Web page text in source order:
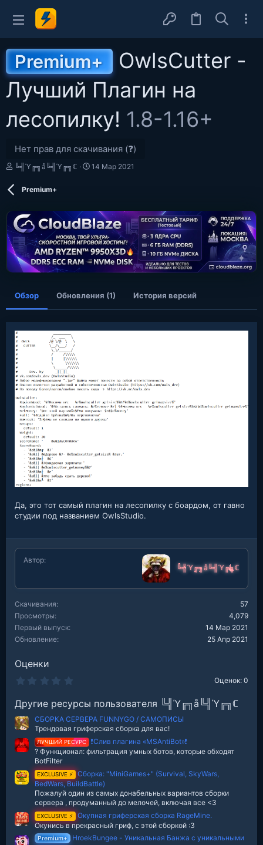
Premium+
OwlsCutter -
Лучший Плагин на
лесопилку! 1.8-1.16+
Нет прав для скачивания (❓)
А
╚╣Ύ╔╗å╚╣Ύ╔╗ℂ
Д
о
з
д
а
н
и
14 Мар 2021
Premium+
Обзор Обновления (1) История версий
Да, это тот самый плагин на лесопилку с боардом, от гавно
студии под названием OwlsStudio.
Автор
╚╣Ύ╔╗å╚╣Ύ╔╗ℂ
Скачивания
57
Просмотры
4,079
Первый выпуск
14 Мар 2021
Обновление
25 Апр 2021
Оценки
0
з
в
е
з
д
Оценок: 0
Другие ресурсы пользователя ╚╣Ύ╔╗å╚╣Ύ╔╗ℂ
СБОРКА СЕРВЕРА FUNNYGO / САМОПИСЫ
Трендовая гриферская сборка для вас!
ЛУЧШИЙ РЕСУРС
❗Слив плагина «MSAntiBot»❗
? Функционал: фильтрация умных ботов, которые обходят
BotFilter
EXCLUSIVE ⚡
Сборка: "MiniGames+" (Survival, SkyWars,
BedWars, BuildBattle)
Пожалуй один из самых донабельных вариантов сборки
сервера , продуманный до мелочей, включая все <3
EXCLUSIVE ⚡
Окупная гриферская сборка RageMine.
Окунись в прекрасный гриф, с этой сборкой :3
Premium+
HroekBungee - Уникальная Банжа с уникальными